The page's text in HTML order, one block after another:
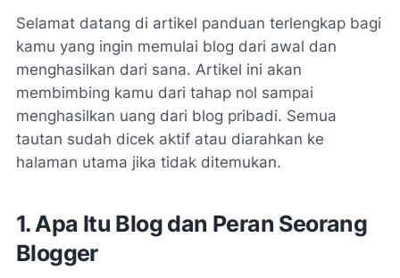
Selamat datang di artikel panduan terlengkap bagi
kamu yang ingin memulai blog dari awal dan
menghasilkan dari sana. Artikel ini akan
membimbing kamu dari tahap nol sampai
menghasilkan uang dari blog pribadi. Semua
tautan sudah dicek aktif atau diarahkan ke
halaman utama jika tidak ditemukan.
1. Apa Itu Blog dan Peran Seorang
Blogger